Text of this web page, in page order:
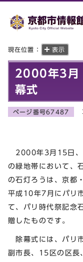
現在位置： 表示
2000年3月
幕式
ページ番号67487
2000年3月15日、
の緑地帯において、
の石灯ろうは、京都
平成10年7月にパリ
て、パリ時代祭記念
贈したものです。
除幕式には、パリ
副市長、15区の区長